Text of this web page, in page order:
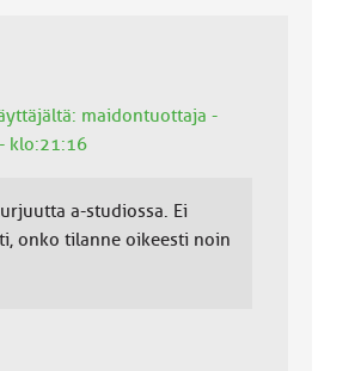
maidontuottaja -
klo:21:16
a-studiossa. Ei
onko tilanne oikeesti noin